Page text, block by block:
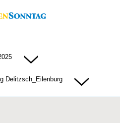
Delitzsch_Eilenburg